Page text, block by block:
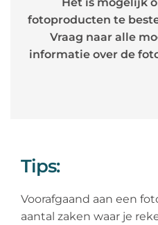
fotoproducten te
Vraag naar alle
informatie over de
Tips:
Voorafgaand aan een
aantal zaken waar je